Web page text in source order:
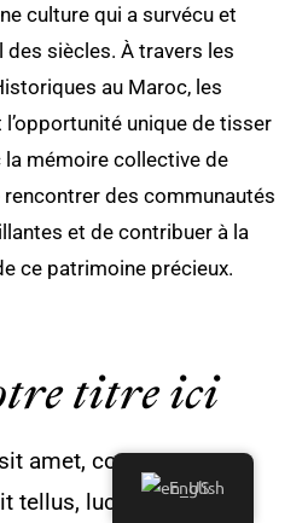
culture qui a survécu et
des siècles. À travers les
au Maroc, les
unique de tisser
la mémoire collective de
des communautés
et de contribuer à la
ce patrimoine précieux.
titre ici
amet, consectetur
tellus, luctus nec
English